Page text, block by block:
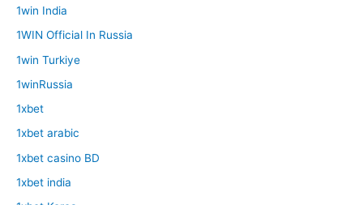
1win India
1WIN Official In Russia
1win Turkiye
1winRussia
1xbet
1xbet arabic
1xbet casino BD
1xbet india